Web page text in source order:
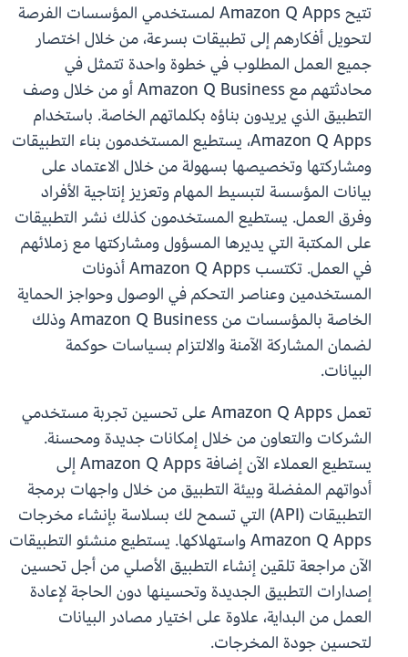
تتيح Amazon Q Apps لمستخدمي المؤسسات الفرصة
لتحويل أفكارهم إلى تطبيقات بسرعة، من خلال اختصار
جميع العمل المطلوب في خطوة واحدة تتمثل في
محادثتهم مع Amazon Q Business أو من خلال وصف
التطبيق الذي يريدون بناؤه بكلماتهم الخاصة. باستخدام
Amazon Q Apps، يستطيع المستخدمون بناء التطبيقات
ومشاركتها وتخصيصها بسهولة من خلال الاعتماد على
بيانات المؤسسة لتبسيط المهام وتعزيز إنتاجية الأفراد
وفرق العمل. يستطيع المستخدمون كذلك نشر التطبيقات
على المكتبة التي يديرها المسؤول ومشاركتها مع زملائهم
في العمل. تكتسب Amazon Q Apps أذونات
المستخدمين وعناصر التحكم في الوصول وحواجز الحماية
الخاصة بالمؤسسات من Amazon Q Business وذلك
لضمان المشاركة الآمنة والالتزام بسياسات حوكمة
البيانات.
تعمل Amazon Q Apps على تحسين تجربة مستخدمي
الشركات والتعاون من خلال إمكانات جديدة ومحسنة.
يستطيع العملاء الآن إضافة Amazon Q Apps إلى
أدواتهم المفضلة وبيئة التطبيق من خلال واجهات برمجة
التطبيقات (API) التي تسمح لك بسلاسة بإنشاء مخرجات
Amazon Q Apps واستهلاكها. يستطيع منشئو التطبيقات
الآن مراجعة تلقين إنشاء التطبيق الأصلي من أجل تحسين
إصدارات التطبيق الجديدة وتحسينها دون الحاجة لإعادة
العمل من البداية، علاوة على اختيار مصادر البيانات
لتحسين جودة المخرجات.